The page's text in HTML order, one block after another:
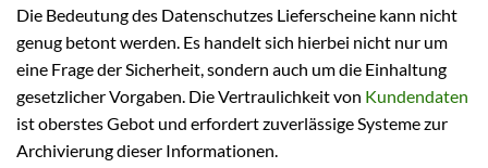
Die Bedeutung des Datenschutzes Lieferscheine kann nicht
genug betont werden. Es handelt sich hierbei nicht nur um
eine Frage der Sicherheit, sondern auch um die Einhaltung
gesetzlicher Vorgaben. Die Vertraulichkeit von Kundendaten
ist oberstes Gebot und erfordert zuverlässige Systeme zur
Archivierung dieser Informationen.